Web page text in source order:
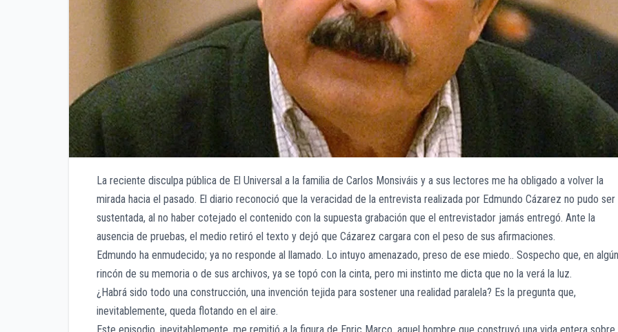
La reciente disculpa pública de El Universal a la familia de Carlos Monsiváis y a sus lectores me ha obligado a volver la
mirada hacia el pasado. El diario reconoció que la veracidad de la entrevista realizada por Edmundo Cázarez no pudo ser
sustentada, al no haber cotejado el contenido con la supuesta grabación que el entrevistador jamás entregó. Ante la
ausencia de pruebas, el medio retiró el texto y dejó que Cázarez cargara con el peso de sus afirmaciones.
Edmundo ha enmudecido; ya no responde al llamado. Lo intuyo amenazado, preso de ese miedo.. Sospecho que, en algún
rincón de su memoria o de sus archivos, ya se topó con la cinta, pero mi instinto me dicta que no la verá la luz.
¿Habrá sido todo una construcción, una invención tejida para sostener una realidad paralela? Es la pregunta que,
inevitablemente, queda flotando en el aire.